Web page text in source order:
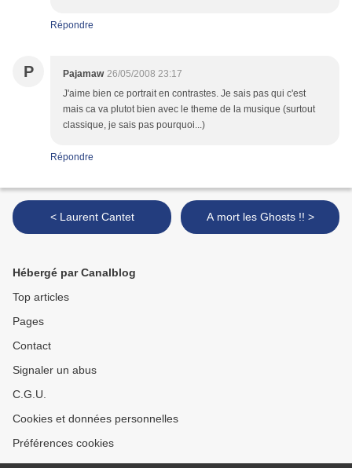
Répondre
P Pajamaw 26/05/2008 23:17
J'aime bien ce portrait en contrastes. Je sais pas qui c'est
mais ca va plutot bien avec le theme de la musique (surtout
classique, je sais pas pourquoi...)
Répondre
< Laurent Cantet A mort les Ghosts !! >
Hébergé par Canalblog
Top articles
Pages
Contact
Signaler un abus
C.G.U.
Cookies et données personnelles
Préférences cookies